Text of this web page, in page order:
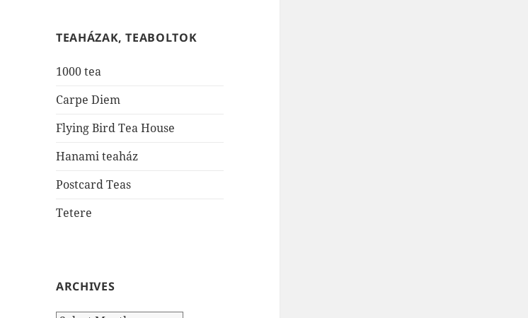
TEAHÁZAK, TEABOLTOK
1000 tea
Carpe Diem
Flying Bird Tea House
Hanami teaház
Postcard Teas
Tetere
ARCHIVES